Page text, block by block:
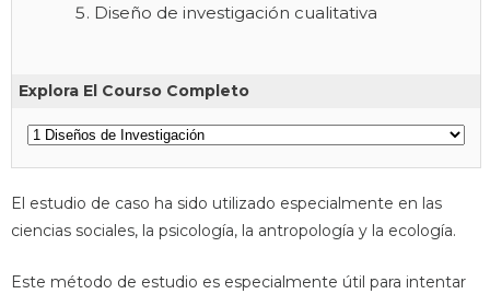
Diseño de investigación cualitativa
Explora El Courso Completo
El estudio de caso ha sido utilizado especialmente en las
ciencias sociales, la psicología, la antropología y la ecología.
Este método de estudio es especialmente útil para intentar